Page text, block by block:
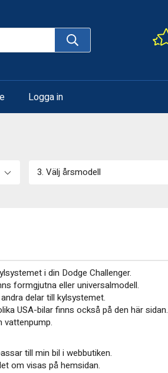
Logga in
3. Välj årsmodell
i din Dodge Challenger.
formgjutna eller universalmodell.
delar till kylsystemet.
USA-bilar finns också på den här sidan.
vattenpump.
till min bil i webbutiken.
om visas på hemsidan.